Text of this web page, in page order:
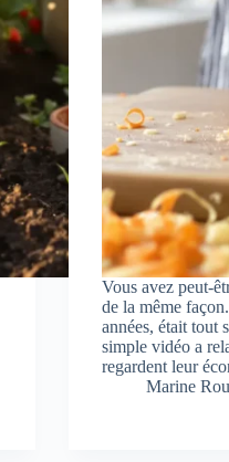
Vous avez peut-
de la même
années, était tout
simple vidéo a
regardent leur
Marine